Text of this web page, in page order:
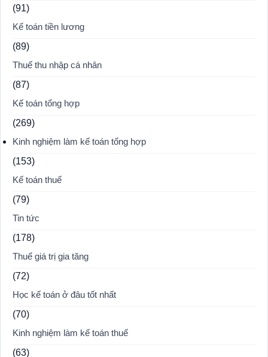
(91)
Kế toán tiền lương
(89)
Thuế thu nhập cá nhân
(87)
Kế toán tổng hợp
(269)
Kinh nghiệm làm kế toán tổng hợp
(153)
Kế toán thuế
(79)
Tin tức
(178)
Thuế giá trị gia tăng
(72)
Học kế toán ở đâu tốt nhất
(70)
Kinh nghiệm làm kế toán thuế
(63)